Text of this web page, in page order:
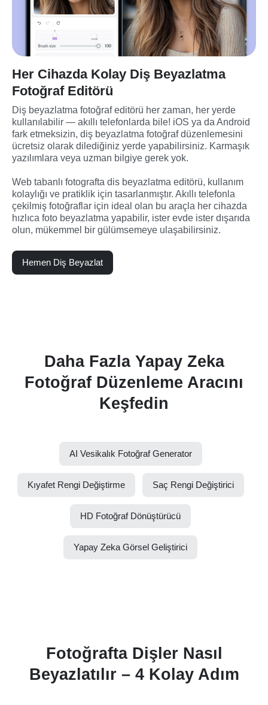
Her Cihazda Kolay Diş Beyazlatma
Fotoğraf Editörü
Diş beyazlatma fotoğraf editörü her zaman, her yerde
kullanılabilir — akıllı telefonlarda bile! iOS ya da Android
fark etmeksizin, diş beyazlatma fotoğraf düzenlemesini
ücretsiz olarak dilediğiniz yerde yapabilirsiniz. Karmaşık
yazılımlara veya uzman bilgiye gerek yok.
Web tabanlı fotografta dis beyazlatma editörü, kullanım
kolaylığı ve pratiklik için tasarlanmıştır. Akıllı telefonla
çekilmiş fotoğraflar için ideal olan bu araçla her cihazda
hızlıca foto beyazlatma yapabilir, ister evde ister dışarıda
olun, mükemmel bir gülümsemeye ulaşabilirsiniz.
Hemen Diş Beyazlat
Daha Fazla Yapay Zeka
Fotoğraf Düzenleme Aracını
Keşfedin
AI Vesikalık Fotoğraf Generator
Kıyafet Rengi Değiştirme Saç Rengi Değiştirici
HD Fotoğraf Dönüştürücü
Yapay Zeka Görsel Geliştirici
Fotoğrafta Dişler Nasıl
Beyazlatılır – 4 Kolay Adım